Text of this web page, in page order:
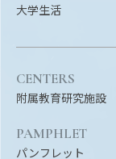
大学生活
CENTERS
附属教育研究施設
PAMPHLET
パンフレット